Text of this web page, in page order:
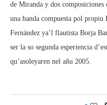
de Miranda y dos
una banda compuesta pol
Fernández ya’l flautista Borja
ser la so segunda esperiencia
qu’asoleyaren nel añu 2005.